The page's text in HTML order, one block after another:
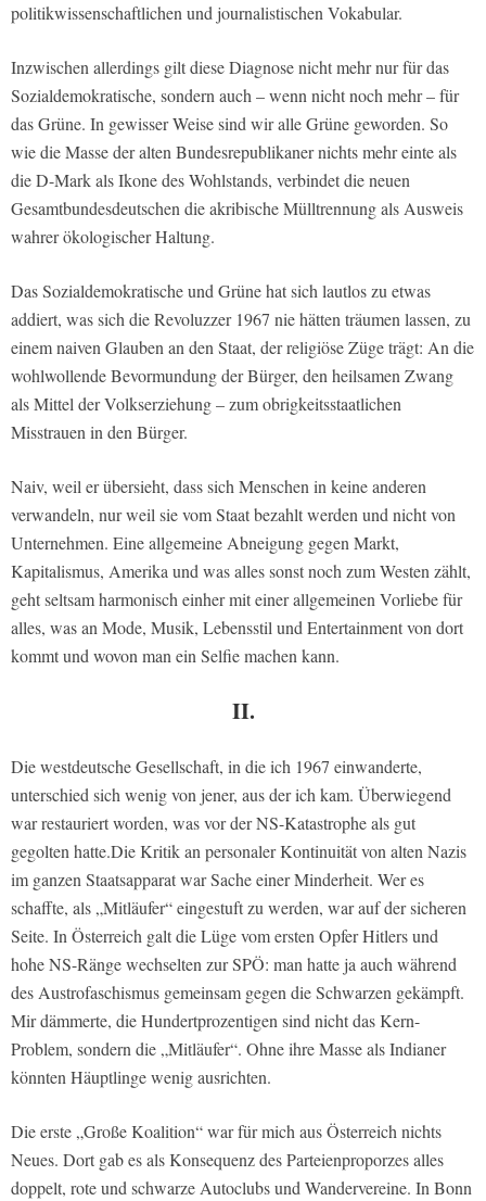
politikwissenschaftlichen und journalistischen Vokabular.
Inzwischen allerdings gilt diese Diagnose nicht mehr nur für das
Sozialdemokratische, sondern auch – wenn nicht noch mehr – für
das Grüne. In gewisser Weise sind wir alle Grüne geworden. So
wie die Masse der alten Bundesrepublikaner nichts mehr einte als
die D-Mark als Ikone des Wohlstands, verbindet die neuen
Gesamtbundesdeutschen die akribische Mülltrennung als Ausweis
wahrer ökologischer Haltung.
Das Sozialdemokratische und Grüne hat sich lautlos zu etwas
addiert, was sich die Revoluzzer 1967 nie hätten träumen lassen, zu
einem naiven Glauben an den Staat, der religiöse Züge trägt: An die
wohlwollende Bevormundung der Bürger, den heilsamen Zwang
als Mittel der Volkserziehung – zum obrigkeitsstaatlichen
Misstrauen in den Bürger.
Naiv, weil er übersieht, dass sich Menschen in keine anderen
verwandeln, nur weil sie vom Staat bezahlt werden und nicht von
Unternehmen. Eine allgemeine Abneigung gegen Markt,
Kapitalismus, Amerika und was alles sonst noch zum Westen zählt,
geht seltsam harmonisch einher mit einer allgemeinen Vorliebe für
alles, was an Mode, Musik, Lebensstil und Entertainment von dort
kommt und wovon man ein Selfie machen kann.
II.
Die westdeutsche Gesellschaft, in die ich 1967 einwanderte,
unterschied sich wenig von jener, aus der ich kam. Überwiegend
war restauriert worden, was vor der NS-Katastrophe als gut
gegolten hatte.Die Kritik an personaler Kontinuität von alten Nazis
im ganzen Staatsapparat war Sache einer Minderheit. Wer es
schaffte, als „Mitläufer“ eingestuft zu werden, war auf der sicheren
Seite. In Österreich galt die Lüge vom ersten Opfer Hitlers und
hohe NS-Ränge wechselten zur SPÖ: man hatte ja auch während
des Austrofaschismus gemeinsam gegen die Schwarzen gekämpft.
Mir dämmerte, die Hundertprozentigen sind nicht das Kern-
Problem, sondern die „Mitläufer“. Ohne ihre Masse als Indianer
könnten Häuptlinge wenig ausrichten.
Die erste „Große Koalition“ war für mich aus Österreich nichts
Neues. Dort gab es als Konsequenz des Parteienproporzes alles
doppelt, rote und schwarze Autoclubs und Wandervereine. In Bonn